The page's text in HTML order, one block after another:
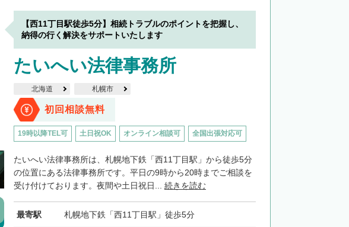
利尻郡利尻町 利尻郡利尻富士町 網走郡美幌町
斜里郡清里町 斜里郡小清水町 常呂郡訓子府町
紋別郡滝上町 紋別郡興部町
白老郡白老町 沙流郡日高町 沙流郡平取町
日高郡新ひだか町
河西郡中札内村
十勝郡浦幌町 釧路郡釧路町 厚岸郡厚岸町 厚岸郡浜中町
白糠郡白糠町 野付郡別海町 標津郡中標津町
【西11丁目駅徒歩5分】相続トラブルのポイントを把握し、
納得の行く解決をサポートいたします
たいへい法律事務所
北海道 札幌市
初回相談無料
19時以降TEL可 土日祝OK オンライン相談可 全国出張対応可
たいへい法律事務所は、札幌地下鉄「西11丁目駅」から徒歩5分
の位置にある法律事務所です。平日の9時から20時までご相談を
受け付けております。夜間や土日祝日... 続きを読む
最寄駅 札幌地下鉄「西11丁目駅」徒歩5分